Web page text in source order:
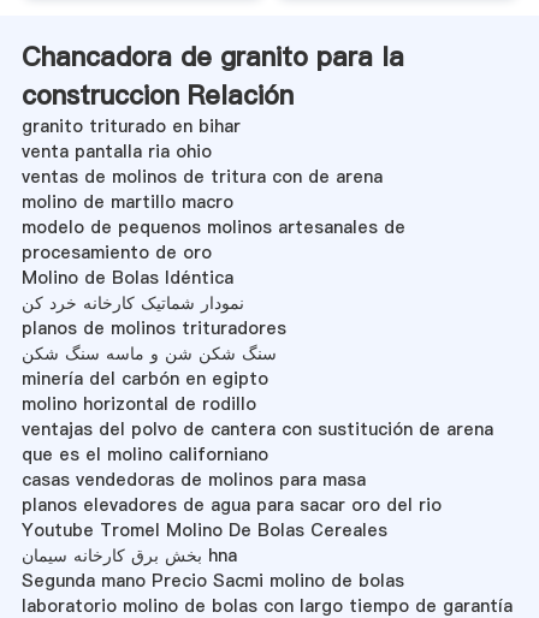
Chancadora de granito para la
construccion Relación
granito triturado en bihar
venta pantalla ria ohio
ventas de molinos de tritura con de arena
molino de martillo macro
modelo de pequenos molinos artesanales de
procesamiento de oro
Molino de Bolas Idéntica
نمودار شماتیک کارخانه خرد کن
planos de molinos trituradores
سنگ شکن شن و ماسه سنگ شکن
minería del carbón en egipto
molino horizontal de rodillo
ventajas del polvo de cantera con sustitución de arena
que es el molino californiano
casas vendedoras de molinos para masa
planos elevadores de agua para sacar oro del rio
Youtube Tromel Molino De Bolas Cereales
بخش برق کارخانه سیمان hna
Segunda mano Precio Sacmi molino de bolas
laboratorio molino de bolas con largo tiempo de garantía